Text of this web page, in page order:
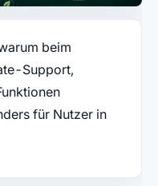
beim
Support,
für Nutzer in